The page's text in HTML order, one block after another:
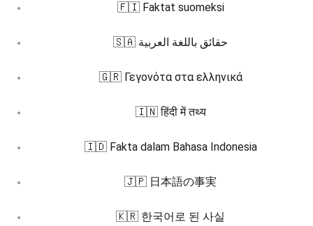
🇫🇮 Faktat suomeksi
🇸🇦 حقائق باللغة العربية
🇬🇷 Γεγονότα στα ελληνικά
🇮🇳 हिंदी में तथ्य
🇮🇩 Fakta dalam Bahasa Indonesia
🇯🇵 日本語の事実
🇰🇷 한국어로 된 사실